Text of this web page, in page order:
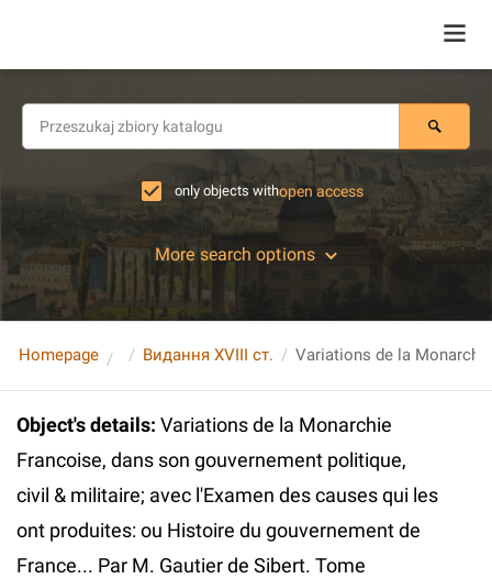
only objects withopen access
More search options
Homepage Видання XVIII ст.
Object's details: Variations de la Monarchie
Francoise, dans son gouvernement politique,
civil & militaire; avec l'Examen des causes qui les
ont produites: ou Histoire du gouvernement de
France... Par M. Gautier de Sibert. Tome